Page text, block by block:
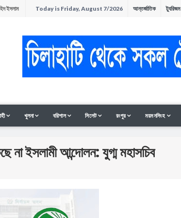
ইসলাম
হাত-
Today is Friday, August 7/2026 আন্তর্জাতিক ট্যুরিজম
খুলনা বরিশাল সিলেট রংপুর ময়মনসিংহ
না ইসলামী আন্দোলন: যুগ্ম মহাসচিব